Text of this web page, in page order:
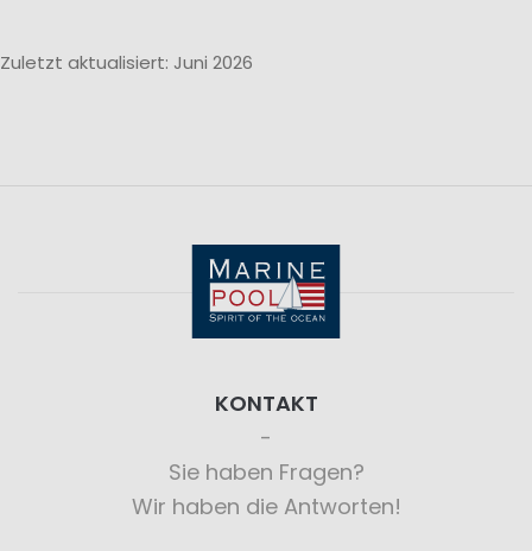
Zuletzt aktualisiert: Juni 2026
KONTAKT
Sie haben Fragen?
Wir haben die Antworten!